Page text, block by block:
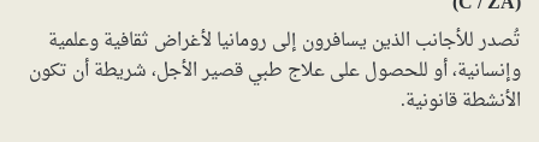
تُصدر للأجانب الذين يسافرون إلى رومانيا لأغراض ثقافية وعلمية
وإنسانية، أو للحصول على علاج طبي قصير الأجل، شريطة أن تكون
الأنشطة قانونية.